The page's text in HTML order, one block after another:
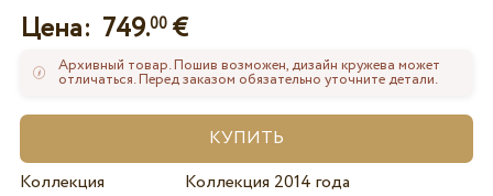
Цена: 749.00€
Архивный товар. Пошив возможен, дизайн кружева может
отличаться. Перед заказом обязательно уточните детали.
Коллекция
Коллекция 2014 года